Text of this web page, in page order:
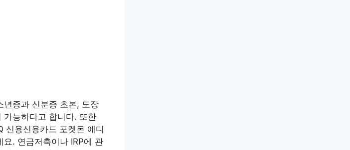
년증과 신분증 초본, 도장
가능하다고 합니다. 또한
신용신용카드 포켓몬 에디
. 연금저축이나 IRP에 관